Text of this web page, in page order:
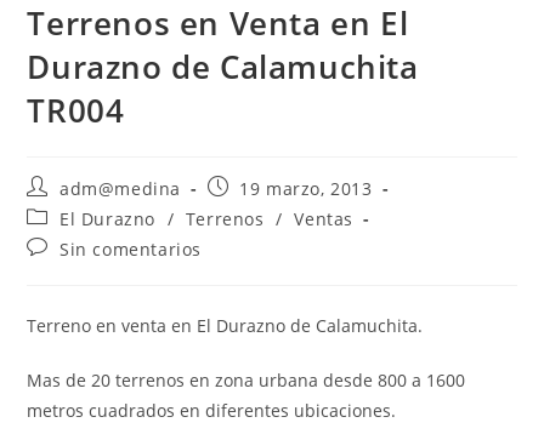
Terrenos en Venta en El
Durazno de Calamuchita
TR004
adm@medina
19 marzo, 2013
El Durazno / Terrenos / Ventas
Sin comentarios
Terreno en venta en El Durazno de Calamuchita.
Mas de 20 terrenos en zona urbana desde 800 a 1600
metros cuadrados en diferentes ubicaciones.